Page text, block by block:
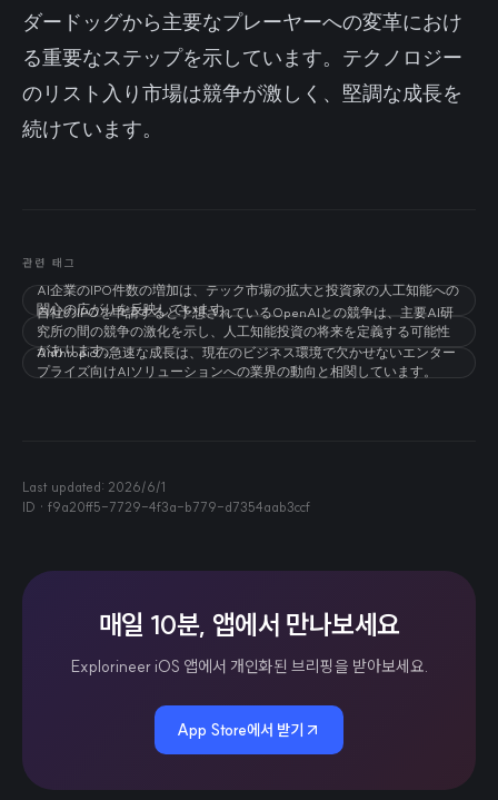
ダードッグから主要なプレーヤーへの変革におけ
る重要なステップを示しています。テクノロジー
のリスト入り市場は競争が激しく、堅調な成長を
続けています。
관련 태그
AI企業のIPO件数の増加は、テック市場の拡大と投資家の人工知能への
関心の広がりを反映しています。
自社のIPOを申請すると予想されているOpenAIとの競争は、主要AI研
究所の間の競争の激化を示し、人工知能投資の将来を定義する可能性
があります。
Anthropicの急速な成長は、現在のビジネス環境で欠かせないエンター
プライズ向けAIソリューションへの業界の動向と相関しています。
Last updated: 2026/6/1
ID · f9a20ff5-7729-4f3a-b779-d7354aab3ccf
매일 10분, 앱에서 만나보세요
Explorineer iOS 앱에서 개인화된 브리핑을 받아보세요.
App Store에서 받기